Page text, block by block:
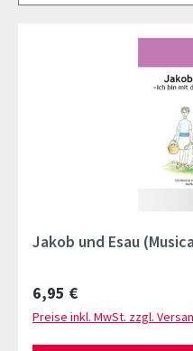
Jakob und Esau
Regulärer Preis:
6,95 €
Preise inkl. MwSt. zzgl.